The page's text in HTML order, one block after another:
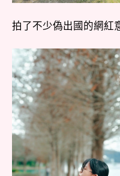
拍了不少偽出國的網紅